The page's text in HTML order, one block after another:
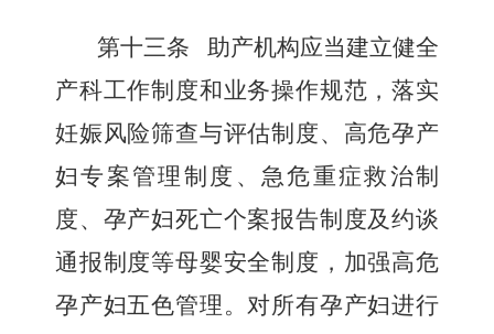
第十三条
助产机构应当建立健全
产科工作制度和业务操作规范，落实
妊娠风险筛查与评估制度、高危孕产
妇专案管理制度、急危重症救治制
度、孕产妇死亡个案报告制度及约谈
通报制度等母婴安全制度，加强高危
孕产妇五色管理。对所有孕产妇进行